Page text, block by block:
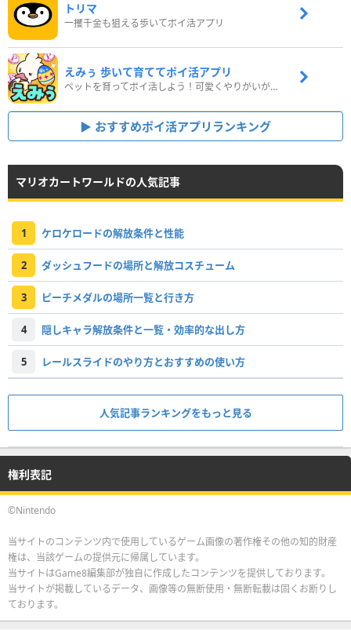
トリマ
一攫千金も狙える歩いてポイ活アプリ
えみぅ 歩いて育ててポイ活アプリ
ペットを育ってポイ活しよう！可愛くやりがいがある新感覚アプリ
おすすめポイ活アプリランキング
マリオカートワールドの人気記事
1 ケロケロードの解放条件と性能
2 ダッシュフードの場所と解放コスチューム
3 ピーチメダルの場所一覧と行き方
4 隠しキャラ解放条件と一覧・効率的な出し方
5 レールスライドのやり方とおすすめの使い方
人気記事ランキングをもっと見る
権利表記
©Nintendo
当サイトのコンテンツ内で使用しているゲーム画像の著作権その他の知的財産
権は、当該ゲームの提供元に帰属しています。
当サイトはGame8編集部が独自に作成したコンテンツを提供しております。
当サイトが掲載しているデータ、画像等の無断使用・無断転載は固くお断りし
ております。